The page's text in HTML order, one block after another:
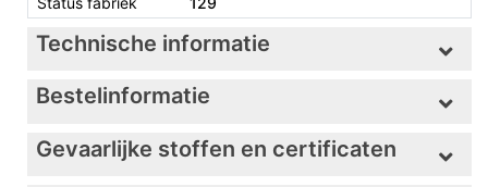
Technische informatie
Bestelinformatie
Gevaarlijke stoffen en certificaten